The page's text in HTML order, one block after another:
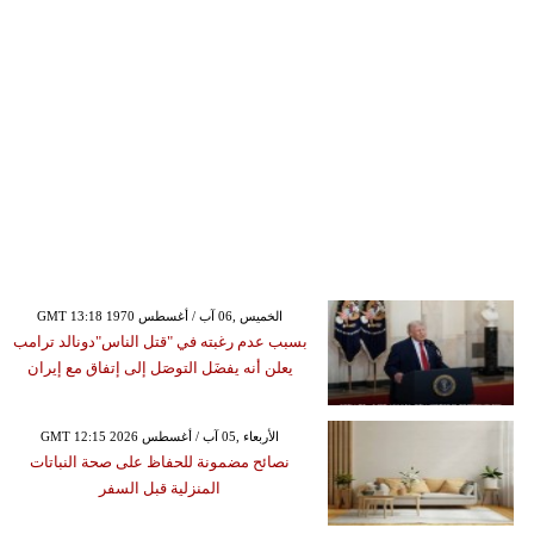
GMT 13:18 1970 الخميس ,06 آب / أغسطس
بسبب عدم رغبته في "قتل الناس"دونالد ترامب
يعلن أنه يفضَل التوصَل إلى إتفاق مع إيران
GMT 12:15 2026 الأربعاء ,05 آب / أغسطس
نصائح مضمونة للحفاظ على صحة النباتات
المنزلية قبل السفر